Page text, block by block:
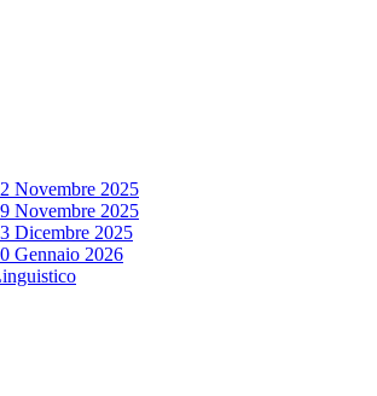
Novembre 2025
Novembre 2025
Dicembre 2025
Gennaio 2026